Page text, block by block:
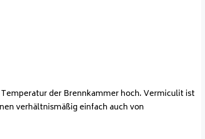
der Brennkammer hoch. Vermiculit ist
verhältnismäßig einfach auch von